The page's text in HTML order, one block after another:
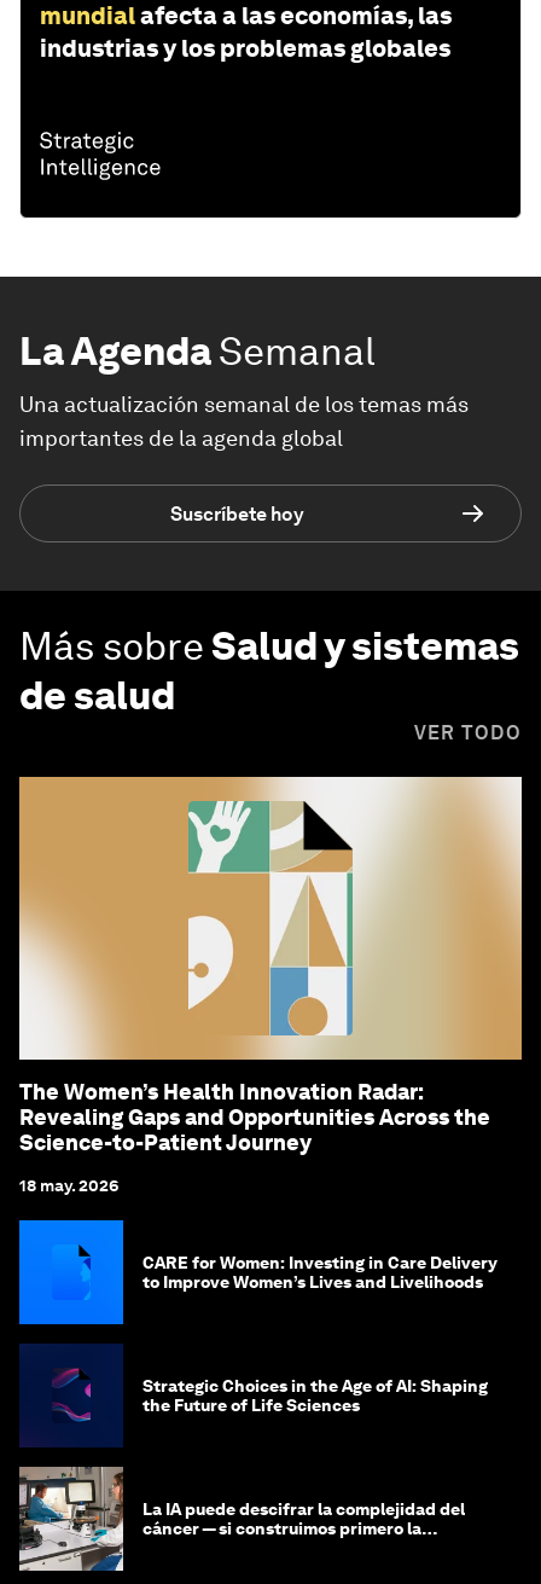
mundialafecta a las economías, las
industrias y los problemas globales
La AgendaSemanal
Una actualización semanal de los temas más
importantes de la agenda global
Suscríbete hoy
Más sobreSalud y sistemas
de salud
VER TODO
The Women’s Health Innovation Radar:
Revealing Gaps and Opportunities Across the
Science-to-Patient Journey
18 may. 2026
CARE for Women: Investing in Care Delivery
to Improve Women’s Lives and Livelihoods
Strategic Choices in the Age of AI: Shaping
the Future of Life Sciences
La IA puede descifrar la complejidad del
cáncer — si construimos primero la